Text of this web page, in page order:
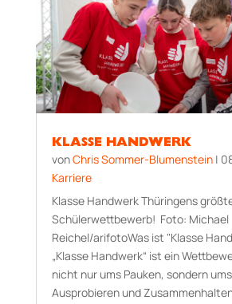
KLASSE HANDWERK
vonChris Sommer-Blumenstein|
Karriere
Klasse Handwerk Thüringens
Schülerwettbewerb! Foto: Michael
Reichel/arifotoWas ist "Klasse
„Klasse Handwerk“ ist ein
nicht nur ums Pauken, sondern
Ausprobieren und